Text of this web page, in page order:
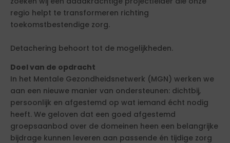
regio helpt te transformeren richting
toekomstbestendige zorg.
Detachering behoort tot de mogelijkheden.
Doel van de opdracht
In het Mentale Gezondheidsnetwerk (MGN) werken we
aan een nieuwe manier van ondersteunen: dichtbij,
persoonlijk en afgestemd op wat iemand écht nodig
heeft. We geloven dat een goed afgestemd
groepsaanbod over de domeinen heen een belangrijke
bijdrage kunnen leveren aan passende én tijdige zorg